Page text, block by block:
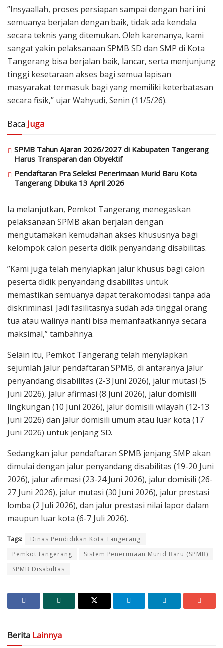
”Insyaallah, proses persiapan sampai dengan hari ini
semuanya berjalan dengan baik, tidak ada kendala
secara teknis yang ditemukan. Oleh karenanya, kami
sangat yakin pelaksanaan SPMB SD dan SMP di Kota
Tangerang bisa berjalan baik, lancar, serta menjunjung
tinggi kesetaraan akses bagi semua lapisan
masyarakat termasuk bagi yang memiliki keterbatasan
secara fisik,” ujar Wahyudi, Senin (11/5/26).
Baca Juga
SPMB Tahun Ajaran 2026/2027 di Kabupaten Tangerang
Harus Transparan dan Obyektif
Pendaftaran Pra Seleksi Penerimaan Murid Baru Kota
Tangerang Dibuka 13 April 2026
Ia melanjutkan, Pemkot Tangerang menegaskan
pelaksanaan SPMB akan berjalan dengan
mengutamakan kemudahan akses khususnya bagi
kelompok calon peserta didik penyandang disabilitas.
”Kami juga telah menyiapkan jalur khusus bagi calon
peserta didik penyandang disabilitas untuk
memastikan semuanya dapat terakomodasi tanpa ada
diskriminasi. Jadi fasilitasnya sudah ada tinggal orang
tua atau walinya nanti bisa memanfaatkannya secara
maksimal,” tambahnya.
Selain itu, Pemkot Tangerang telah menyiapkan
sejumlah jalur pendaftaran SPMB, di antaranya jalur
penyandang disabilitas (2-3 Juni 2026), jalur mutasi (5
Juni 2026), jalur afirmasi (8 Juni 2026), jalur domisili
lingkungan (10 Juni 2026), jalur domisili wilayah (12-13
Juni 2026) dan jalur domisili umum atau luar kota (17
Juni 2026) untuk jenjang SD.
Sedangkan jalur pendaftaran SPMB jenjang SMP akan
dimulai dengan jalur penyandang disabilitas (19-20 Juni
2026), jalur afirmasi (23-24 Juni 2026), jalur domisili (26-
27 Juni 2026), jalur mutasi (30 Juni 2026), jalur prestasi
lomba (2 Juli 2026), dan jalur prestasi nilai lapor dalam
maupun luar kota (6-7 Juli 2026).
Tags:
Dinas Pendidikan Kota Tangerang
Pemkot tangerang
Sistem Penerimaan Murid Baru (SPMB)
SPMB Disabiltas
Berita Lainnya